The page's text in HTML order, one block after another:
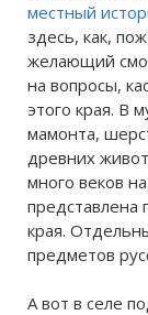
местный
здесь, как,
желающий
на вопросы,
этого края. В
мамонта,
древних
много веков
представлена
края.
предметов
А вот в селе